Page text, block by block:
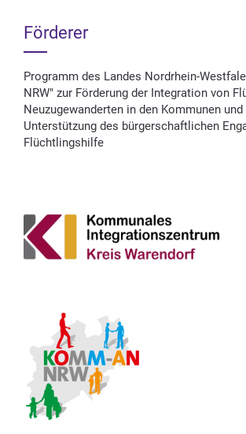
Förderer
Programm des Landes Nordrhein-
NRW" zur Förderung der Integration von
Neuzugewanderten in den Kommunen und
Unterstützung des bürgerschaftlichen
Flüchtlingshilfe